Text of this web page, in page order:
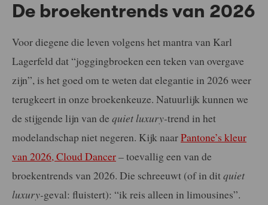
De broekentrends van 2026
Voor diegene die leven volgens het mantra van Karl
Lagerfeld dat “joggingbroeken een teken van overgave
zijn”, is het goed om te weten dat elegantie in 2026 weer
terugkeert in onze broekenkeuze. Natuurlijk kunnen we
de stijgende lijn van de quiet luxury-trend in het
modelandschap niet negeren. Kijk naarPantone’s kleur
van 2026, Cloud Dancer– toevallig een van de
broekentrends van 2026. Die schreeuwt (of in ditquiet
luxury-geval: fluistert): “ik reis alleen in limousines”.